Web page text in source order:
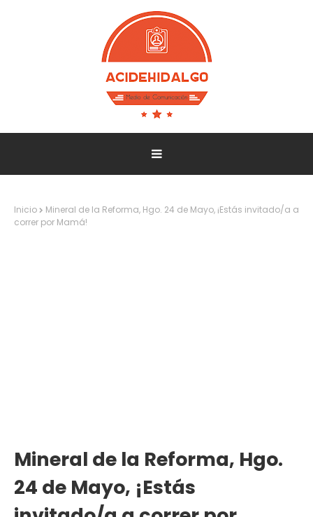
Inicio
Mineral de la Reforma, Hgo. 24 de Mayo, ¡Estás invitado/a a
correr por Mamá!
Mineral de la Reforma, Hgo.
24 de Mayo, ¡Estás